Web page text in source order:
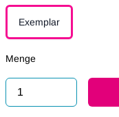
Verpackungseinheit
Exemplar
Menge